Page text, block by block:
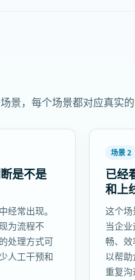
景，每个场景都对应真实
是不是
经常出现。
为流程不
处理方式可
人工干预和
场景 2
已经
和上
这个场
当企
畅、
以帮
重复沟